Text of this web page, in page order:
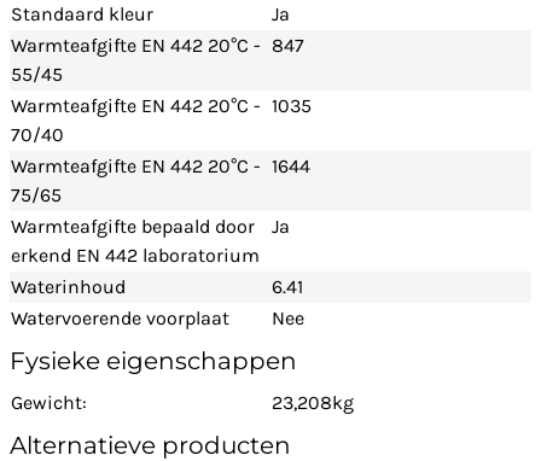
Standaard kleur
Ja
Warmteafgifte EN 442 20°C -
55/45
847
Warmteafgifte EN 442 20°C -
70/40
1035
Warmteafgifte EN 442 20°C -
75/65
1644
Warmteafgifte bepaald door
erkend EN 442 laboratorium
Ja
Waterinhoud
6.41
Watervoerende voorplaat
Nee
Fysieke eigenschappen
Gewicht: 23,208kg
Alternatieve producten